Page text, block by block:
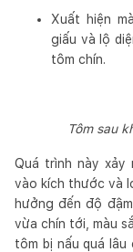
Xuất hiện
giấu và lộ
tôm chín.
Tôm sau
Quá trình này
vào kích thước và
hưởng đến độ
vừa chín tới, màu
tôm bị nấu quá